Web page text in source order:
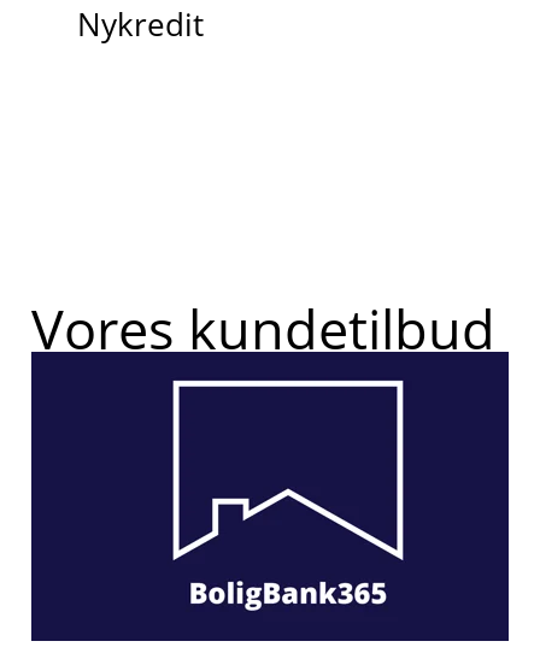
Nykredit
Vores kundetilbud